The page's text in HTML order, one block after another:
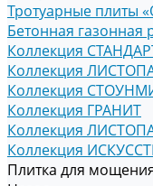
Тротуарные плиты
Бетонная газонная
Коллекция
Коллекция
Коллекция
Коллекция ГРАНИТ
Коллекция
Коллекция
Плитка для